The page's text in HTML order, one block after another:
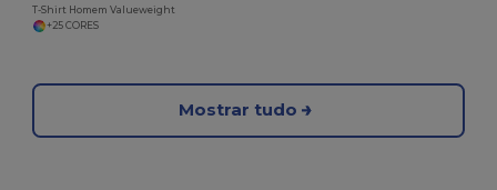
T-Shirt Homem Valueweight
+25 CORES
Mostrar tudo